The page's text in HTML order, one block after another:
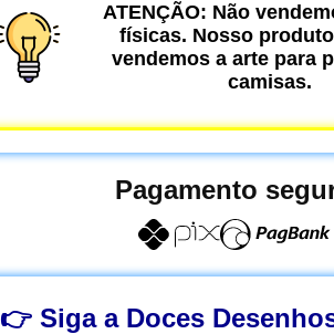
ATENÇÃO: Não
físicas. Nosso
vendemos a arte para
camisas.
Pagamento
👉 Siga a Doces